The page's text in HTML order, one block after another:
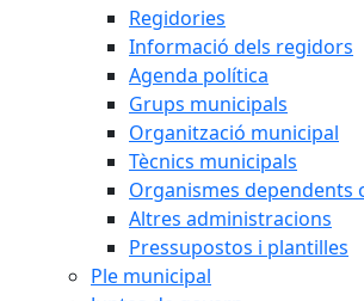
Regidories
Informació dels regidors
Agenda política
Grups municipals
Organització municipal
Tècnics municipals
Organismes dependents
Altres administracions
Pressupostos i plantilles
Ple municipal